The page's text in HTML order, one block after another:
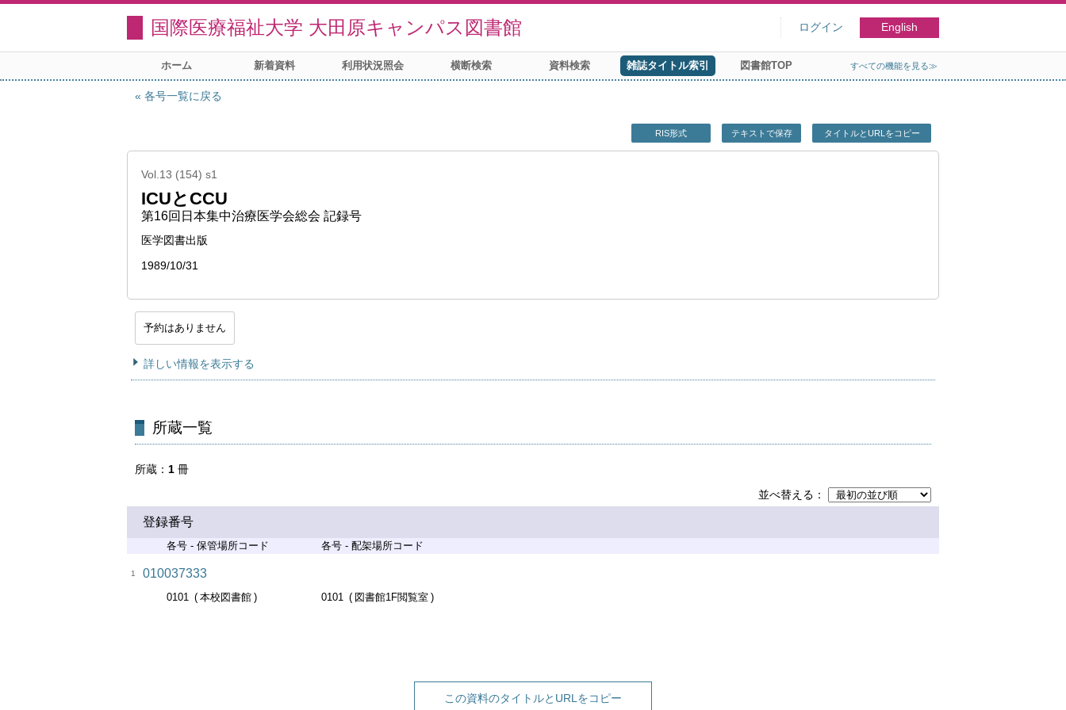
国際医療福祉大学 大田原キャンパス図書館 ログイン English
ホーム 新着資料 利用状況照会 横断検索 資料検索 雑誌タイトル索引 図書館TOP すべての機能を見る≫
各号一覧に戻る
RIS形式 テキストで保存 タイトルとURLをコピー
Vol.13 (154) s1
ICUとCCU
第16回日本集中治療医学会総会 記録号
医学図書出版
1989/10/31
予約はありません
詳しい情報を表示する
所蔵一覧
所蔵 1 冊
並べ替える
登録番号
各号 - 保管場所コード 各号 - 配架場所コード
1 010037333
0101 本校図書館 0101 図書館1F閲覧室
この資料のタイトルとURLをコピー